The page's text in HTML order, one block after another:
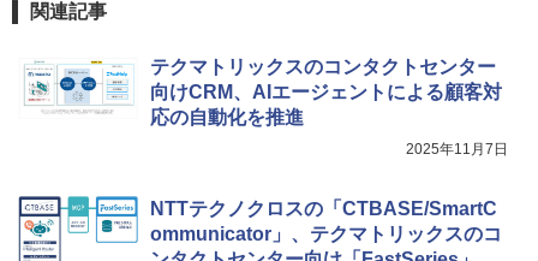
関連記事
テクマトリックスのコンタクトセンター
向けCRM、AIエージェントによる顧客対
応の自動化を推進
2025年11月7日
NTTテクノクロスの「CTBASE/SmartC
ommunicator」、テクマトリックスのコ